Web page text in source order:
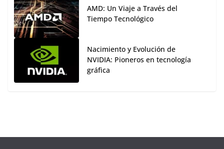
AMD: Un Viaje a Través del
Tiempo Tecnológico
Nacimiento y Evolución de
NVIDIA: Pioneros en tecnología
gráfica